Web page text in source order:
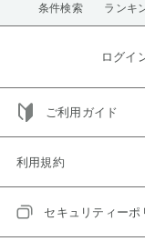
条件検索 ランキ
ログイ
ご利用ガイド
利用規約
セキュリティーポ